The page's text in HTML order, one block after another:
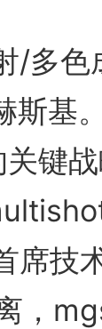
多色
斯基
键战
席技
，